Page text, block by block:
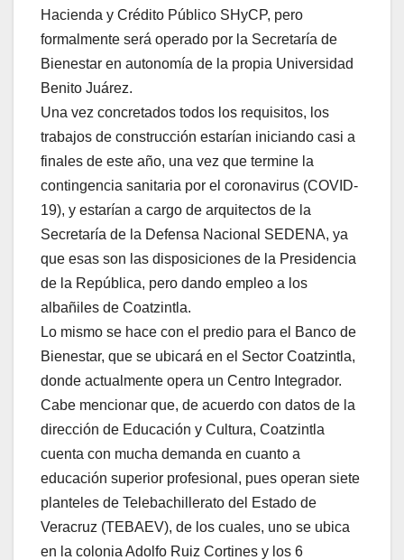
Hacienda y Crédito Público SHyCP, pero
formalmente será operado por la Secretaría de
Bienestar en autonomía de la propia Universidad
Benito Juárez.
Una vez concretados todos los requisitos, los
trabajos de construcción estarían iniciando casi a
finales de este año, una vez que termine la
contingencia sanitaria por el coronavirus (COVID-
19), y estarían a cargo de arquitectos de la
Secretaría de la Defensa Nacional SEDENA, ya
que esas son las disposiciones de la Presidencia
de la República, pero dando empleo a los
albañiles de Coatzintla.
Lo mismo se hace con el predio para el Banco de
Bienestar, que se ubicará en el Sector Coatzintla,
donde actualmente opera un Centro Integrador.
Cabe mencionar que, de acuerdo con datos de la
dirección de Educación y Cultura, Coatzintla
cuenta con mucha demanda en cuanto a
educación superior profesional, pues operan siete
planteles de Telebachillerato del Estado de
Veracruz (TEBAEV), de los cuales, uno se ubica
en la colonia Adolfo Ruiz Cortines y los 6